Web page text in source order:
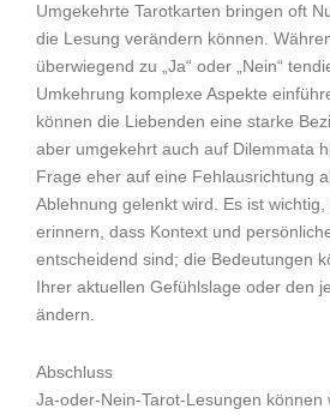
Umgekehrte Tarotkarten bringen oft
die Lesung verändern können.
überwiegend zu „Ja“ oder „Nein“
Umkehrung komplexe Aspekte
können die Liebenden eine starke
aber umgekehrt auch auf Dilemmata
Frage eher auf eine Fehlausrichtung
Ablehnung gelenkt wird. Es ist
erinnern, dass Kontext und
entscheidend sind; die Bedeutungen
Ihrer aktuellen Gefühlslage oder den
ändern.
Abschluss
Ja-oder-Nein-Tarot-Lesungen können